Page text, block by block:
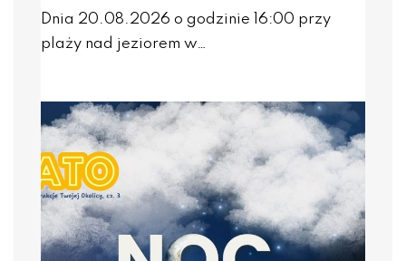
Dnia 20.08.2026 o godzinie 16:00 przy
plaży nad jeziorem w…